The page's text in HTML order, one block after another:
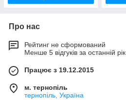
Про нас
Рейтинг не сформований
Менше 5 відгуків за останній рік
Працює з 19.12.2015
м. тернопіль
тернопіль, Україна